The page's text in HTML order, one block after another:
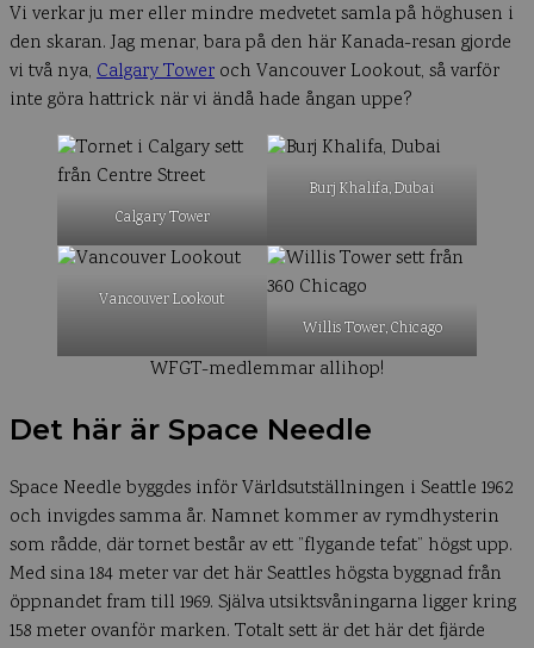
Vi verkar ju mer eller mindre medvetet samla på höghusen i
den skaran. Jag menar, bara på den här Kanada-resan gjorde
vi två nya, Calgary Tower och Vancouver Lookout, så varför
inte göra hattrick när vi ändå hade ångan uppe?
Calgary Tower
Burj Khalifa, Dubai
Vancouver Lookout
Willis Tower, Chicago
WFGT-medlemmar allihop!
Det här är Space Needle
Space Needle byggdes inför Världsutställningen i Seattle 1962
och invigdes samma år. Namnet kommer av rymdhysterin
som rådde, där tornet består av ett ”flygande tefat” högst upp.
Med sina 184 meter var det här Seattles högsta byggnad från
öppnandet fram till 1969. Själva utsiktsvåningarna ligger kring
158 meter ovanför marken. Totalt sett är det här det fjärde